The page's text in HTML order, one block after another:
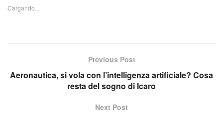
Cargando...
Previous Post
Aeronautica, si vola con l’intelligenza artificiale? Cosa
resta del sogno di Icaro
Next Post